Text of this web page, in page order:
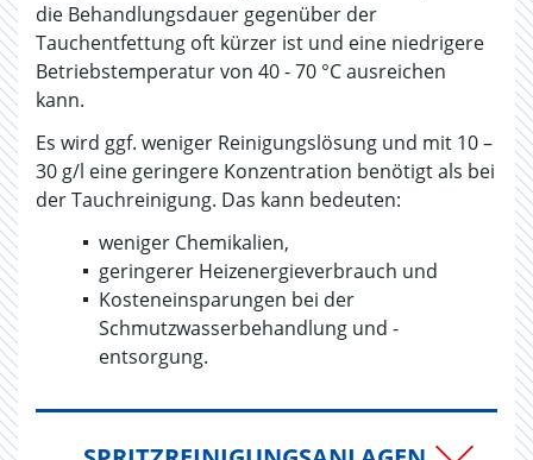
die Behandlungsdauer gegenüber der
Tauchentfettung oft kürzer ist und eine niedrigere
Betriebstemperatur von 40 - 70 °C ausreichen
kann.
Es wird ggf. weniger Reinigungslösung und mit 10 –
30 g/l eine geringere Konzentration benötigt als bei
der Tauchreinigung. Das kann bedeuten:
weniger Chemikalien,
geringerer Heizenergieverbrauch und
Kosteneinsparungen bei der
Schmutzwasserbehandlung und -
entsorgung.